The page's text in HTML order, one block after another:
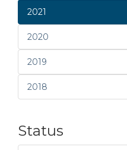
2021
2020
2019
2018
Status